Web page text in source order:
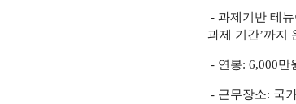
- 과제기반 테
과제 기간’까지
- 연봉: 6,000만
- 근무장소: 국